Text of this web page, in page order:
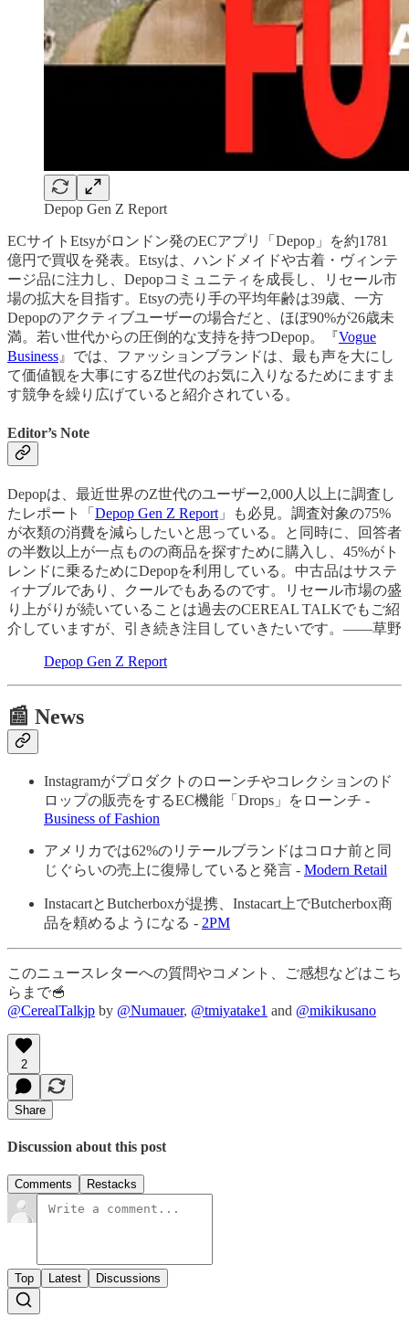
Depop Gen Z Report
ECサイトEtsyがロンドン発のECアプリ「Depop」を約1781
億円で買収を発表。Etsyは、ハンドメイドや古着・ヴィンテ
ージ品に注力し、Depopコミュニティを成長し、リセール市
場の拡大を目指す。Etsyの売り手の平均年齢は39歳、一方
Depopのアクティブユーザーの場合だと、ほぼ90%が26歳未
満。若い世代からの圧倒的な支持を持つDepop。『Vogue
Business』では、ファッションブランドは、最も声を大にし
て価値観を大事にするZ世代のお気に入りなるためにますま
す競争を繰り広げていると紹介されている。
Editor’s Note
Depopは、最近世界のZ世代のユーザー2,000人以上に調査し
たレポート「 Depop Gen Z Report 」も必見。調査対象の75%
が衣類の消費を減らしたいと思っている。と同時に、回答者
の半数以上が一点ものの商品を探すために購入し、45%がト
レンドに乗るためにDepopを利用している。中古品はサステ
ィナブルであり、クールでもあるのです。リセール市場の盛
り上がりが続いていることは過去のCEREAL TALKでもご紹
介していますが、引き続き注目していきたいです。——草野
Depop Gen Z Report
📰 News
Instagramがプロダクトのローンチやコレクションのド
ロップの販売をするEC機能「Drops」をローンチ -
Business of Fashion
アメリカでは62%のリテールブランドはコロナ前と同
じぐらいの売上に復帰していると発言 - Modern Retail
InstacartとButcherboxが提携、Instacart上でButcherbox商
品を頼めるようになる - 2PM
このニュースレターへの質問やコメント、ご感想などはこち
らまで🥣
@CerealTalkjp by @Numauer, @tmiyatake1 and @mikikusano
2
Share
Discussion about this post
Comments Restacks
Top Latest Discussions